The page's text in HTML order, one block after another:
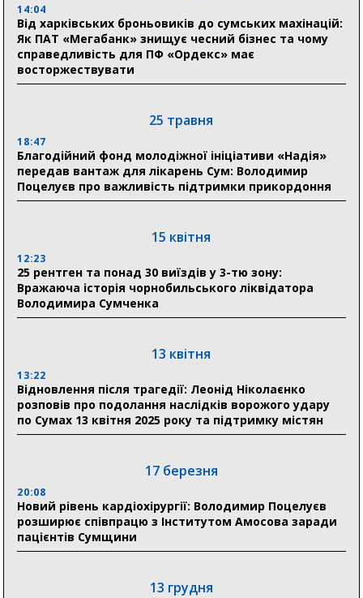
відзнаки «Почесного громадянина міста Суми»
30 липня
18:33
Олексій Романько долучився до обговорення Плану
стійкості Сумщини з Прем’єр-міністром
18:11
отримали 12 потужних станцій для Пунктів обігріву
29 липня
18:13
Лікарня Святого Пантелеймона отримала нову
28 липня
19:07
Соціальні виплати без затримок: Пенсійний фонд
Сумщини профінансував 2,5 млрд грн у липні
атак: Ніколаєнко підбив підсумки ліквідації
наслідків
14:04
Від харківських броньовиків до сумських махінацій:
Як ПАТ «Мегабанк» знищує чесний бізнес та чому
справедливість для ПФ «Ордекс» має
восторжествувати
25 травня
18:47
Благодійний фонд молодіжної ініціативи «Надія»
передав вантаж для лікарень Сум: Володимир
Поцелуєв про важливість підтримки прикордоння
15 квітня
12:23
25 рентген та понад 30 виїздів у 3-тю зону:
Вражаюча історія чорнобильського ліквідатора
Володимира Сумченка
13 квітня
13:22
Відновлення після трагедії: Леонід Ніколаєнко
розповів про подолання наслідків ворожого удару
по Сумах 13 квітня 2025 року та підтримку містян
17 березня
20:08
Новий рівень кардіохірургії: Володимир Поцелуєв
розширює співпрацю з Інститутом Амосова заради
пацієнтів Сумщини
13 грудня